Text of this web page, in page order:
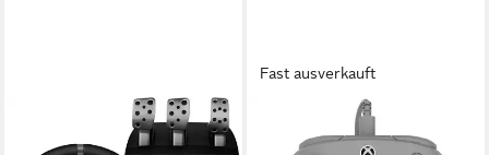
G920 Xbox PC Lenkrad mit
Fast ausverkauft
TURTLE BEACH
XB Afterglow Wave